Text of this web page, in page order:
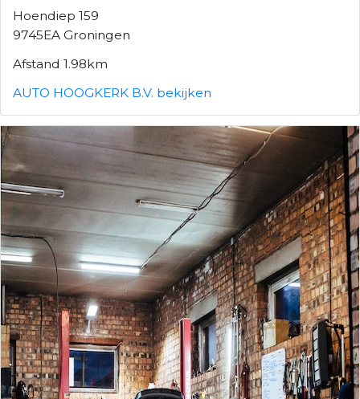
Hoendiep 159
9745EA Groningen
Afstand 1.98km
AUTO HOOGKERK B.V. bekijken